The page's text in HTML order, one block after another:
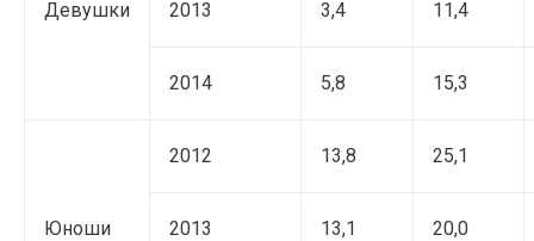
Девушки 2013 3,4 11,4
2014 5,8 15,3
Юноши
2012 13,8 25,1
2013 13,1 20,0